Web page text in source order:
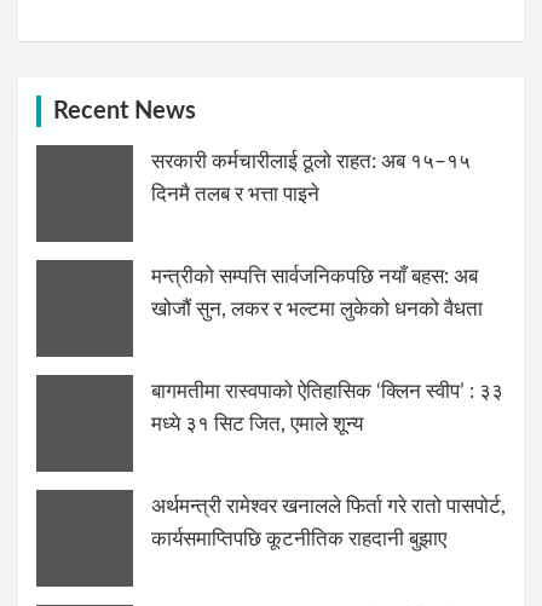
Recent News
सरकारी कर्मचारीलाई ठूलो राहत: अब १५–१५
दिनमै तलब र भत्ता पाइने
मन्त्रीको सम्पत्ति सार्वजनिकपछि नयाँ बहस: अब
खोजौं सुन, लकर र भल्टमा लुकेको धनको वैधता
बागमतीमा रास्वपाको ऐतिहासिक ‘क्लिन स्वीप’ : ३३
मध्ये ३१ सिट जित, एमाले शून्य
अर्थमन्त्री रामेश्वर खनालले फिर्ता गरे रातो पासपोर्ट,
कार्यसमाप्तिपछि कूटनीतिक राहदानी बुझाए